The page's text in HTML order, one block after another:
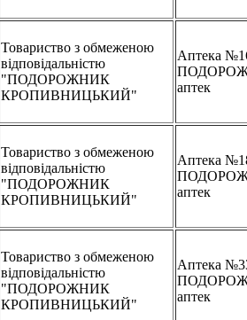
Товариство з обмеженою
відповідальністю
"ПОДОРОЖНИК
КРОПИВНИЦЬКИЙ"
Аптека
аптек
Товариство з обмеженою
відповідальністю
"ПОДОРОЖНИК
КРОПИВНИЦЬКИЙ"
Аптека
аптек
Товариство з обмеженою
відповідальністю
"ПОДОРОЖНИК
КРОПИВНИЦЬКИЙ"
Аптека
аптек